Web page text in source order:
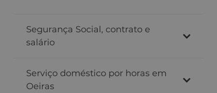
Segurança Social, contrato e
salário
Serviço doméstico por horas em
Oeiras